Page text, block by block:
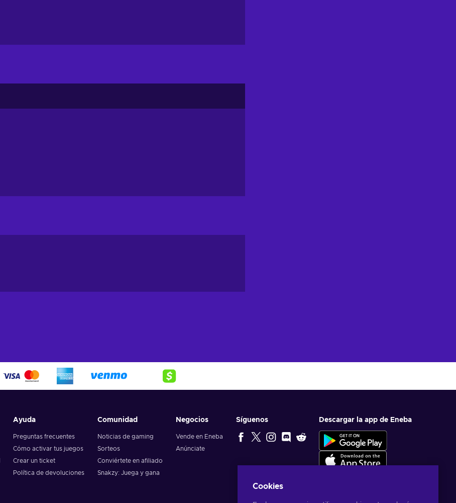
Ayuda
Preguntas frecuentes
Cómo activar tus juegos
Crear un ticket
Política de devoluciones
Comunidad
Noticias de gaming
Sorteos
Conviértete en afiliado
Snakzy: Juega y gana
Negocios
Vende en Eneba
Anúnciate
Síguenos Descargar la app de Eneba
Cookies